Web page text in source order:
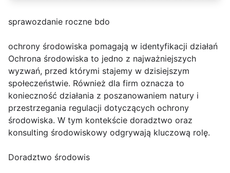
sprawozdanie roczne bdo
ochrony środowiska pomagają w identyfikacji działań
Ochrona środowiska to jedno z najważniejszych
wyzwań, przed którymi stajemy w dzisiejszym
społeczeństwie. Również dla firm oznacza to
konieczność działania z poszanowaniem natury i
przestrzegania regulacji dotyczących ochrony
środowiska. W tym kontekście doradztwo oraz
konsulting środowiskowy odgrywają kluczową rolę.
Doradztwo środowis